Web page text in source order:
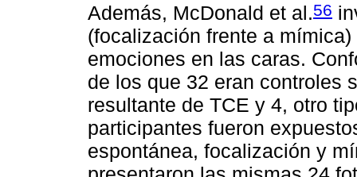
Además, McDonald et al.56
(focalización frente a
emociones en las caras.
de los que 32 eran controles
resultante de TCE y 4, otro
participantes fueron
espontánea, focalización y